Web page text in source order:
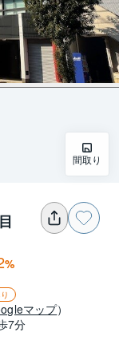
間取り
%
マップ）
7分